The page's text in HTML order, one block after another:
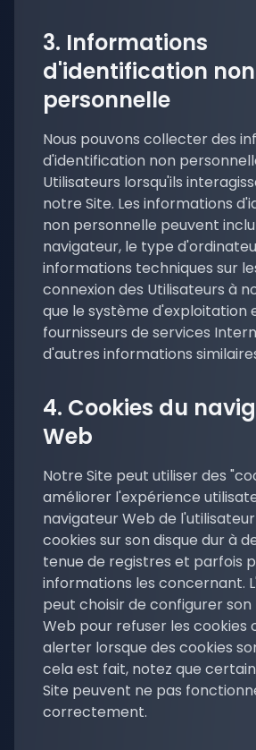
3. Informations
d'identification non
personnelle
Nous pouvons collecter des
d'identification non
Utilisateurs lorsqu'ils
notre Site. Les informations
non personnelle peuvent
navigateur, le type
informations techniques sur
connexion des Utilisateurs à
que le système d'exploitation
fournisseurs de services
d'autres informations
4. Cookies du
Web
Notre Site peut utiliser des
améliorer l'expérience
navigateur Web de
cookies sur son disque dur à
tenue de registres et parfois
informations les concernant.
peut choisir de configurer
Web pour refuser les cookies
alerter lorsque des cookies
cela est fait, notez que
Site peuvent ne pas
correctement.